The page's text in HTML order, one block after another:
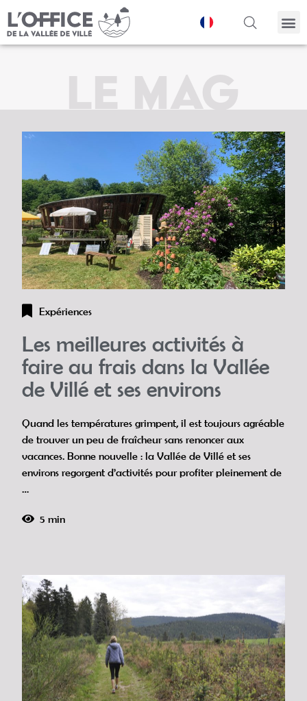
LE MAG
Expériences
Les meilleures activités à
faire au frais dans la Vallée
de Villé et ses environs
Quand les températures grimpent, il est toujours agréable
de trouver un peu de fraîcheur sans renoncer aux
vacances. Bonne nouvelle : la Vallée de Villé et ses
environs regorgent d’activités pour profiter pleinement de
…
5 min
Panneau de gestion des cookies